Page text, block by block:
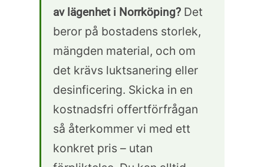
av lägenhet i Norrköping?Det
beror på bostadens storlek,
mängden material, och om
det krävs luktsanering eller
desinficering. Skicka in en
kostnadsfri offertförfrågan
så återkommer vi med ett
konkret pris – utan